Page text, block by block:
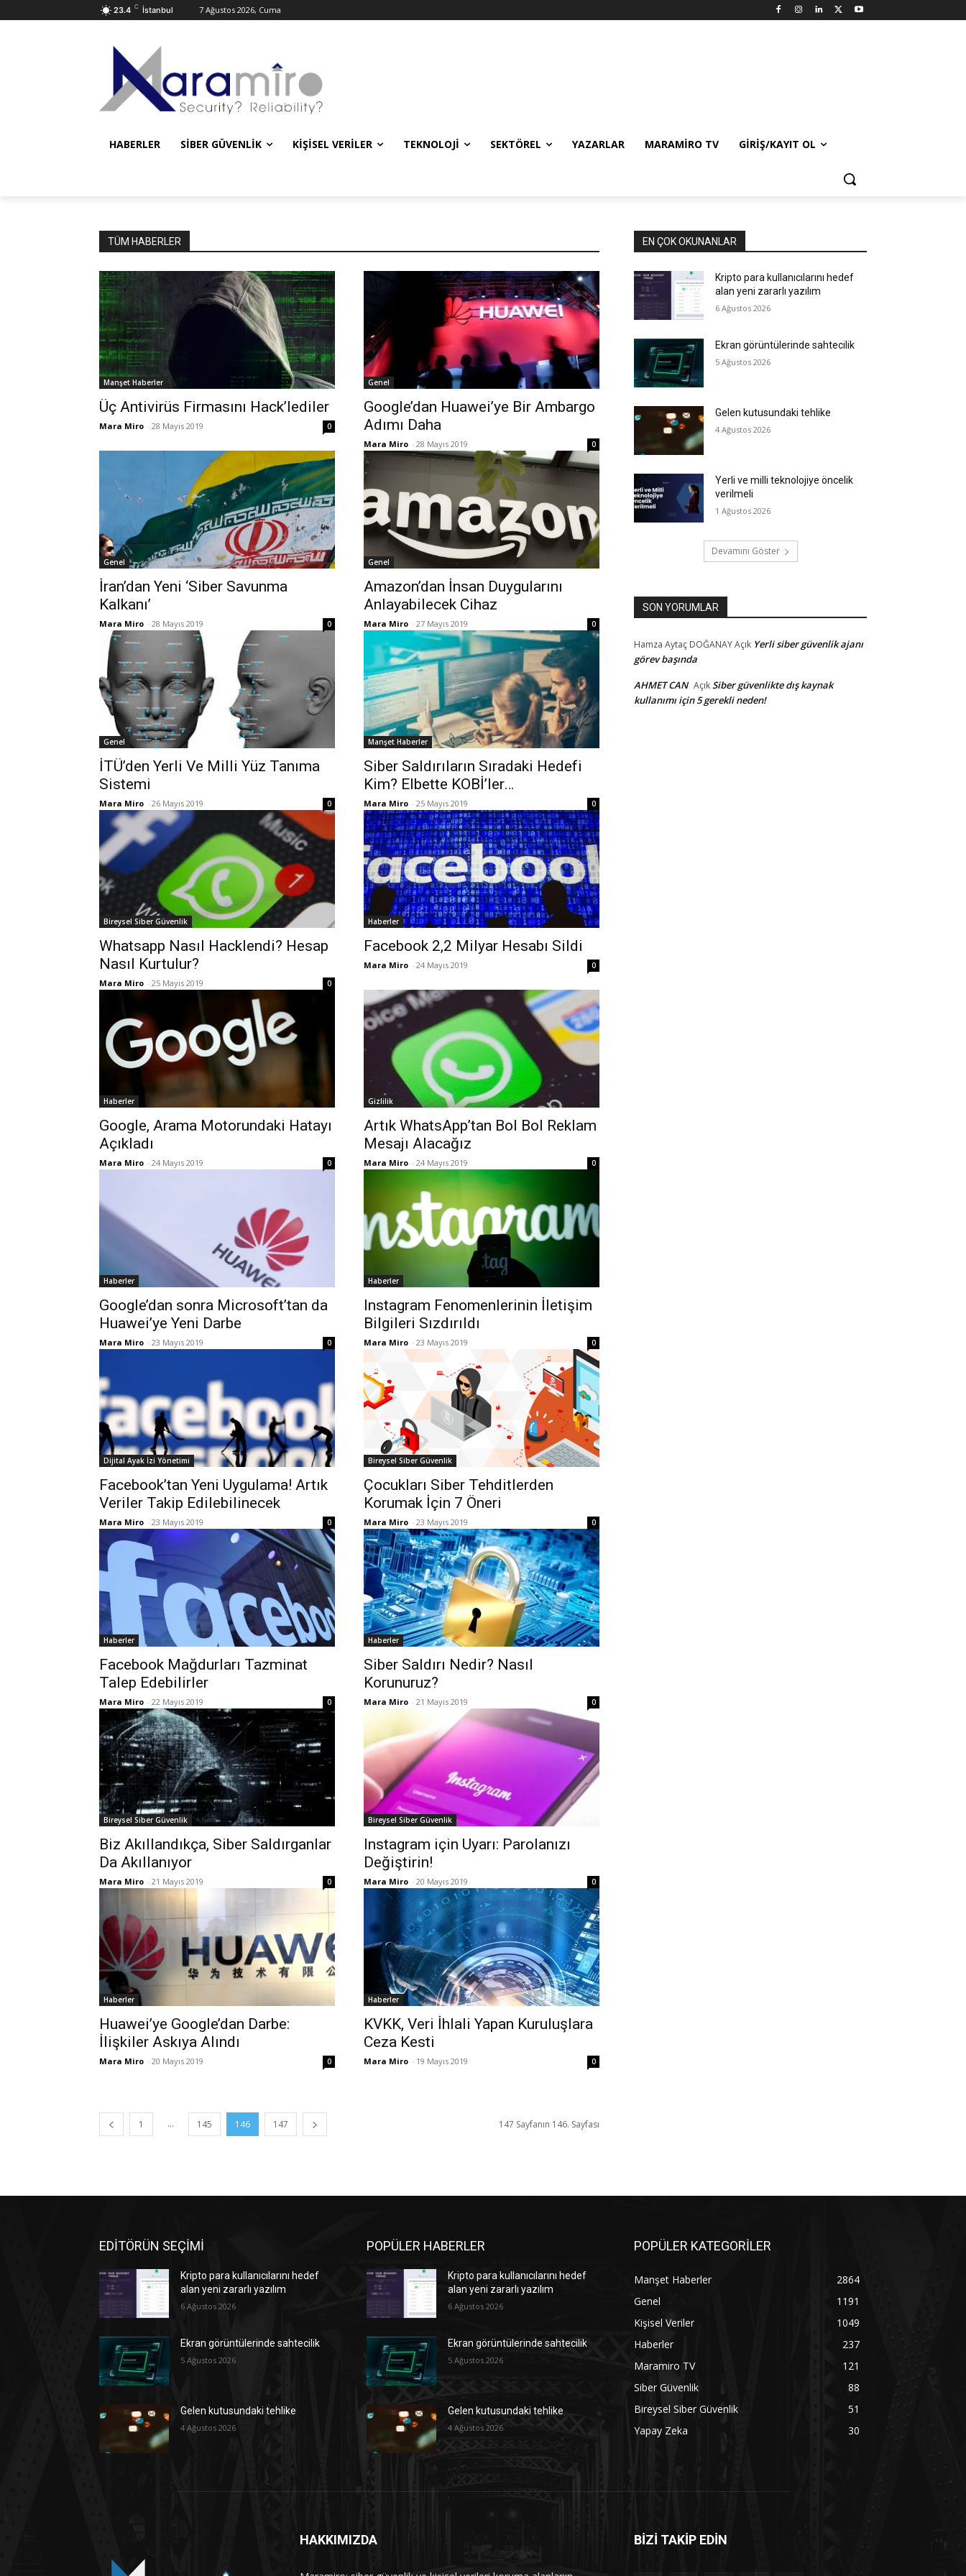
23.4 C İstanbul 7 Ağustos 2026, Cuma
HABERLER SIBER GÜVENLIK KIŞISEL VERILER TEKNOLOJI SEKTÖREL YAZARLAR MARAMIRO TV GIRIŞ/KAYIT OL
TÜM HABERLER
Manşet Haberler
Üç Antivirüs Firmasını Hack’lediler
Mara Miro - 28 Mayıs 2019 0
Genel
Google’dan Huawei’ye Bir Ambargo
Adımı Daha
Mara Miro - 28 Mayıs 2019 0
Genel
İran’dan Yeni ‘Siber Savunma
Kalkanı’
Mara Miro - 28 Mayıs 2019 0
Genel
Amazon’dan İnsan Duygularını
Anlayabilecek Cihaz
Mara Miro - 27 Mayıs 2019 0
Genel
İTÜ’den Yerli Ve Milli Yüz Tanıma
Sistemi
Mara Miro - 26 Mayıs 2019 0
Manşet Haberler
Siber Saldırıların Sıradaki Hedefi
Kim? Elbette KOBİ’ler…
Mara Miro - 25 Mayıs 2019 0
Bireysel Siber Güvenlik
Whatsapp Nasıl Hacklendi? Hesap
Nasıl Kurtulur?
Mara Miro - 25 Mayıs 2019 0
Haberler
Facebook 2,2 Milyar Hesabı Sildi
Mara Miro - 24 Mayıs 2019 0
Haberler
Google, Arama Motorundaki Hatayı
Açıkladı
Mara Miro - 24 Mayıs 2019 0
Gizlilik
Artık WhatsApp’tan Bol Bol Reklam
Mesajı Alacağız
Mara Miro - 24 Mayıs 2019 0
Haberler
Google’dan sonra Microsoft’tan da
Huawei’ye Yeni Darbe
Mara Miro - 23 Mayıs 2019 0
Haberler
Instagram Fenomenlerinin İletişim
Bilgileri Sızdırıldı
Mara Miro - 23 Mayıs 2019 0
Dijital Ayak İzi Yönetimi
Facebook’tan Yeni Uygulama! Artık
Veriler Takip Edilebilinecek
Mara Miro - 23 Mayıs 2019 0
Bireysel Siber Güvenlik
Çocukları Siber Tehditlerden
Korumak İçin 7 Öneri
Mara Miro - 23 Mayıs 2019 0
Haberler
Facebook Mağdurları Tazminat
Talep Edebilirler
Mara Miro - 22 Mayıs 2019 0
Haberler
Siber Saldırı Nedir? Nasıl
Korunuruz?
Mara Miro - 21 Mayıs 2019 0
Bireysel Siber Güvenlik
Biz Akıllandıkça, Siber Saldırganlar
Da Akıllanıyor
Mara Miro - 21 Mayıs 2019 0
Bireysel Siber Güvenlik
Instagram için Uyarı: Parolanızı
Değiştirin!
Mara Miro - 20 Mayıs 2019 0
Haberler
Huawei’ye Google’dan Darbe:
İlişkiler Askıya Alındı
Mara Miro - 20 Mayıs 2019 0
Haberler
KVKK, Veri İhlali Yapan Kuruluşlara
Ceza Kesti
Mara Miro - 19 Mayıs 2019 0
1 ... 145 146 147 147 Sayfanın 146. Sayfası
EN ÇOK OKUNANLAR
Kripto para kullanıcılarını hedef
alan yeni zararlı yazılım
6 Ağustos 2026
Ekran görüntülerinde sahtecilik
5 Ağustos 2026
Gelen kutusundaki tehlike
4 Ağustos 2026
Yerli ve milli teknolojiye öncelik
verilmeli
1 Ağustos 2026
Devamını Göster
SON YORUMLAR
Hamza Aytaç DOĞANAYAçık Yerli siber güvenlik ajanı
görev başında
AHMET CAN AçıkSiber güvenlikte dış kaynak
kullanımı için 5 gerekli neden!
EDİTÖRÜN SEÇİMİ
Kripto para kullanıcılarını hedef
alan yeni zararlı yazılım
6 Ağustos 2026
Ekran görüntülerinde sahtecilik
5 Ağustos 2026
Gelen kutusundaki tehlike
4 Ağustos 2026
POPÜLER HABERLER
Kripto para kullanıcılarını hedef
alan yeni zararlı yazılım
6 Ağustos 2026
Ekran görüntülerinde sahtecilik
5 Ağustos 2026
Gelen kutusundaki tehlike
4 Ağustos 2026
POPÜLER KATEGORİLER
Manşet Haberler
2864
Genel
1191
Kişisel Veriler
1049
Haberler
237
Maramiro TV
121
Siber Güvenlik
88
Bireysel Siber Güvenlik
51
Yapay Zeka
30
HAKKIMIZDA BİZİ TAKİP EDİN